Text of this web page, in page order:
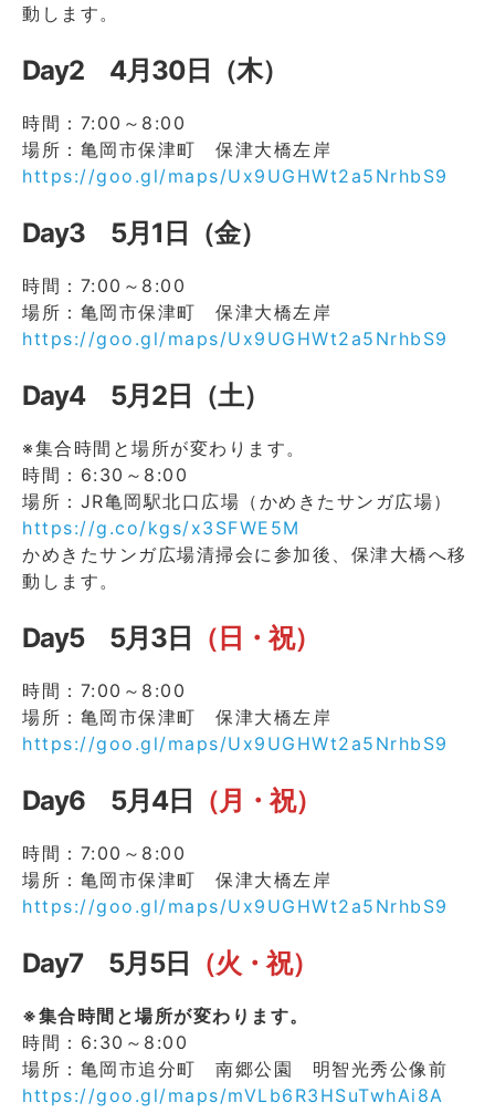
動します。
Day2 4月30日（木）
時間：7:00～8:00
場所：亀岡市保津町 保津大橋左岸
https://goo.gl/maps/Ux9UGHWt2a5NrhbS9
Day3 5月1日（金）
時間：7:00～8:00
場所：亀岡市保津町 保津大橋左岸
https://goo.gl/maps/Ux9UGHWt2a5NrhbS9
Day4 5月2日（土）
※集合時間と場所が変わります。
時間：6:30～8:00
場所：JR亀岡駅北口広場（かめきたサンガ広場）
https://g.co/kgs/x3SFWE5M
かめきたサンガ広場清掃会に参加後、保津大橋へ移
動します。
Day5 5月3日 （日・祝）
時間：7:00～8:00
場所：亀岡市保津町 保津大橋左岸
https://goo.gl/maps/Ux9UGHWt2a5NrhbS9
Day6 5月4日 （月・祝）
時間：7:00～8:00
場所：亀岡市保津町 保津大橋左岸
https://goo.gl/maps/Ux9UGHWt2a5NrhbS9
Day7 5月5日 （火・祝）
※集合時間と場所が変わります。
時間：6:30～8:00
場所：亀岡市追分町 南郷公園 明智光秀公像前
https://goo.gl/maps/mVLb6R3HSuTwhAi8A